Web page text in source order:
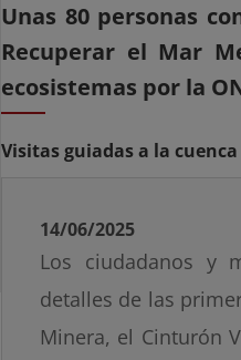
Unas 80 personas
Recuperar el Mar
ecosistemas por la
Visitas guiadas a la
14/06/2025
Los ciudadanos y
detalles de las
Minera, el Cinturón